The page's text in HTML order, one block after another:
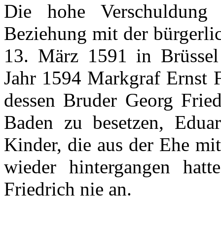
Die hohe Verschuldung
Beziehung mit der
13. März1591 in Brüssel
Jahr 1594 Markgraf Ernst
dessen Bruder Georg
Baden zu besetzen,
Kinder, die aus der Ehe mit
wieder
hintergangen hatte
Friedrich nie an.